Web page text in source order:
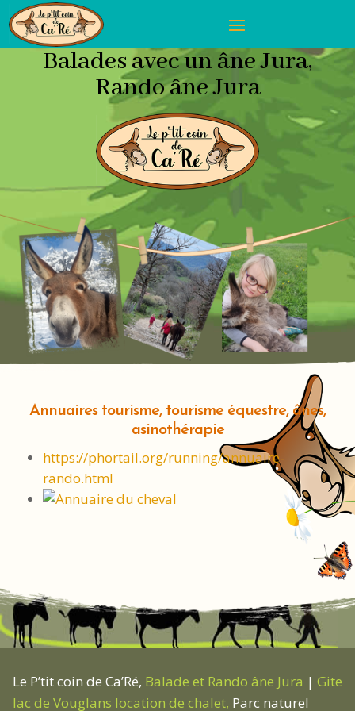
Balades avec un âne Jura,
Rando âne Jura
Annuaires tourisme, tourisme équestre, ânes,
asinothérapie
https://phortail.org/running/annuaire-
rando.html
Le P’tit coin de Ca’Ré, Balade et Rando âne Jura | Gite
lac de Vouglans location de chalet, Parc naturel